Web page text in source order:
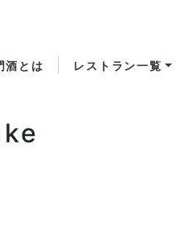
酒とは レストラン一覧